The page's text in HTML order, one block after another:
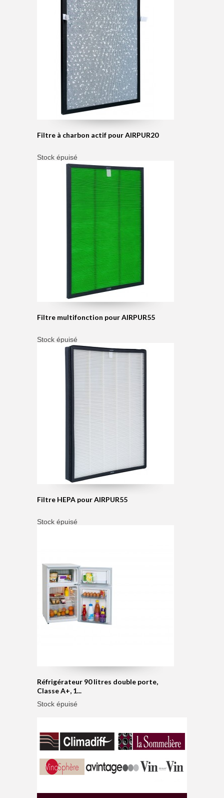
Filtre à charbon actif pour AIRPUR20
Stock épuisé
Filtre multifonction pour AIRPUR55
Stock épuisé
Filtre HEPA pour AIRPUR55
Stock épuisé
Réfrigérateur 90 litres double porte,
Classe A+, 1...
Stock épuisé